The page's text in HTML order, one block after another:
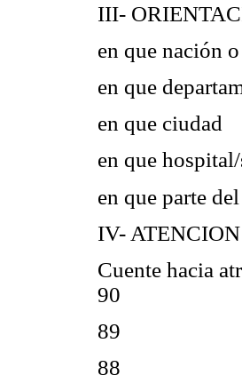
III-
en que nación
en que
en que ciudad
en que
en que parte
IV-
Cuente hacia
90
89
88